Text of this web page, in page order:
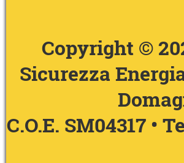
Copyright ©
Sicurezza
C.O.E. SM04317 •